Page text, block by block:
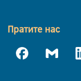
Пратите нас